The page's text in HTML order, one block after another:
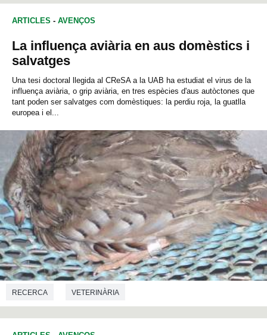
ARTICLES - AVENÇOS
La influença aviària en aus domèstics i
salvatges
Una tesi doctoral llegida al CReSA a la UAB ha estudiat el virus de la
influença aviària, o grip aviària, en tres espècies d'aus autòctones que
tant poden ser salvatges com domèstiques: la perdiu roja, la guatlla
europea i el...
RECERCA VETERINÀRIA